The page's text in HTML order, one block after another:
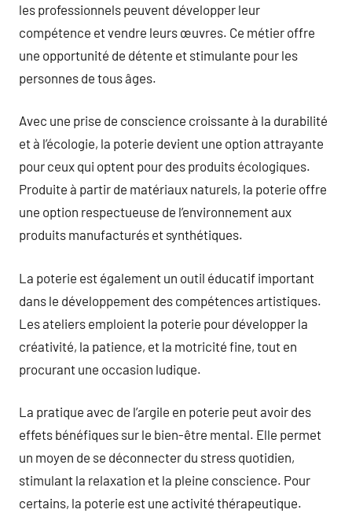
les professionnels peuvent développer leur
compétence et vendre leurs œuvres. Ce métier offre
une opportunité de détente et stimulante pour les
personnes de tous âges.
Avec une prise de conscience croissante à la durabilité
et à l’écologie, la poterie devient une option attrayante
pour ceux qui optent pour des produits écologiques.
Produite à partir de matériaux naturels, la poterie offre
une option respectueuse de l’environnement aux
produits manufacturés et synthétiques.
La poterie est également un outil éducatif important
dans le développement des compétences artistiques.
Les ateliers emploient la poterie pour développer la
créativité, la patience, et la motricité fine, tout en
procurant une occasion ludique.
La pratique avec de l’argile en poterie peut avoir des
effets bénéfiques sur le bien-être mental. Elle permet
un moyen de se déconnecter du stress quotidien,
stimulant la relaxation et la pleine conscience. Pour
certains, la poterie est une activité thérapeutique.